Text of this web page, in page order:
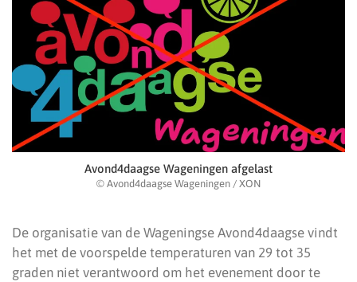
Avond4daagse Wageningen afgelast
© Avond4daagse Wageningen / XON
De organisatie van de Wageningse Avond4daagse vindt
het met de voorspelde temperaturen van 29 tot 35
graden niet verantwoord om het evenement door te